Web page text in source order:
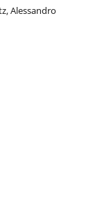
Alessandro